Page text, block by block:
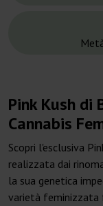
Pink Kush di
Cannabis
Scopri l'esclusiva
realizzata dai
la sua genetica
varietà feminizzata